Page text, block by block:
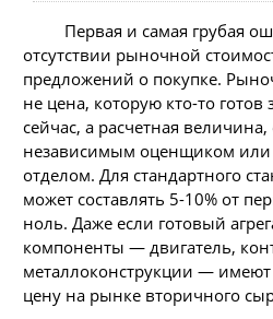
Первая и самая грубая
отсутствии рыночной
предложений о покупке.
не цена, которую кто-то готов
сейчас, а расчетная
независимым оценщиком или
отделом. Для стандартного
может составлять 5-10% от
ноль. Даже если готовый
компоненты — двигатель,
металлоконструкции —
цену на рынке вторичного